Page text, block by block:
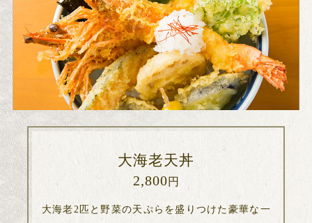
大海老天丼
2,800円
大海老2匹と野菜の天ぷらを盛りつけた豪華な一